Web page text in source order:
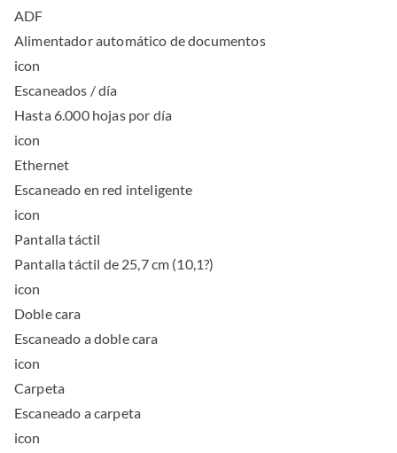
ADF
Alimentador automático de documentos
icon
Escaneados / día
Hasta 6.000 hojas por día
icon
Ethernet
Escaneado en red inteligente
icon
Pantalla táctil
Pantalla táctil de 25,7 cm (10,1?)
icon
Doble cara
Escaneado a doble cara
icon
Carpeta
Escaneado a carpeta
icon